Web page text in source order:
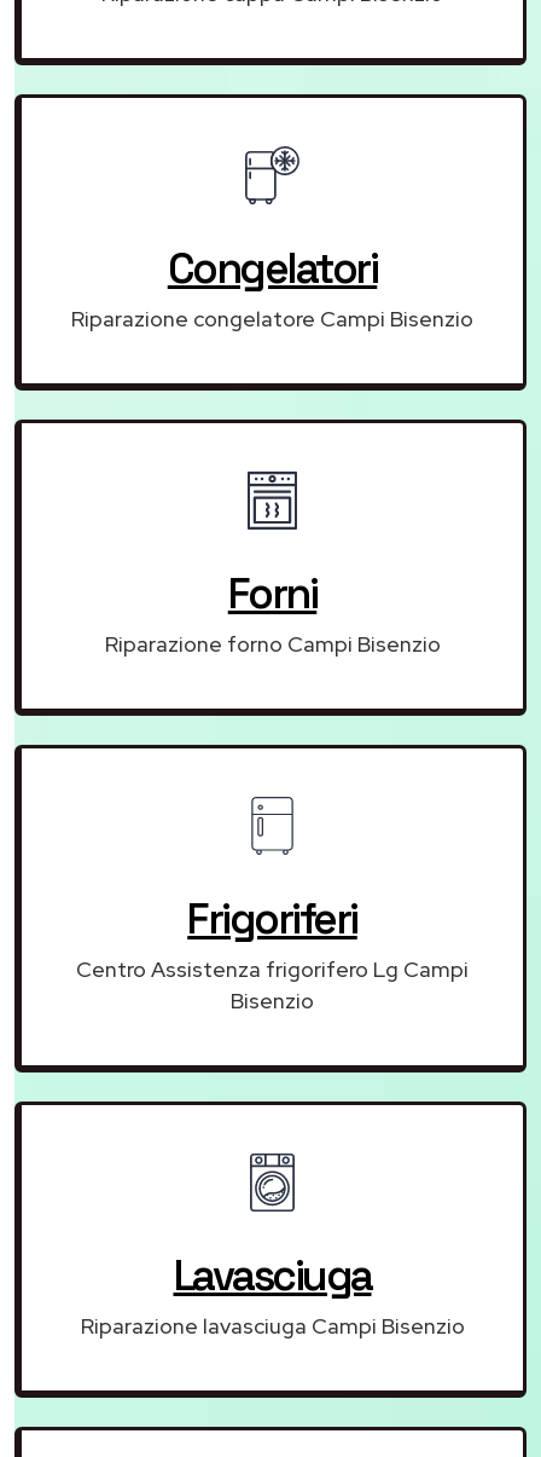
Congelatori
Riparazione congelatore Campi Bisenzio
Forni
Riparazione forno Campi Bisenzio
Frigoriferi
Centro Assistenza frigorifero Lg Campi
Bisenzio
Lavasciuga
Riparazione lavasciuga Campi Bisenzio